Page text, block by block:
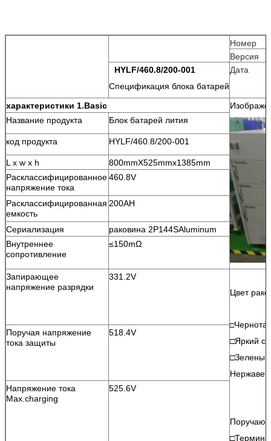
Номер
Версия
HYLF/460.8/200-001
Спецификация блока батарей
Дата
характеристики 1.Basic
Название продукта
Блок батарей лития
код продукта HYLF/460.8/200-001
L x w x h
800mmX525mmx1385mm
Расклассифицированное
напряжение тока
460.8V
Расклассифицированная
емкость
200AH
Сериализация
раковина 2P144SAluminum
Внутреннее
сопротивление
≤150mΩ
Запирающее
напряжение разрядки
331.2V
Цвет
□Чернота
□Яркий
□Зеленый
Поручая напряжение
тока защиты
518.4V
Напряжение тока
Max.charging
525.6V